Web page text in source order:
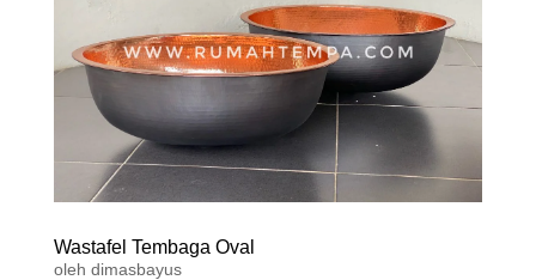
Wastafel Tembaga Oval
oleh dimasbayus